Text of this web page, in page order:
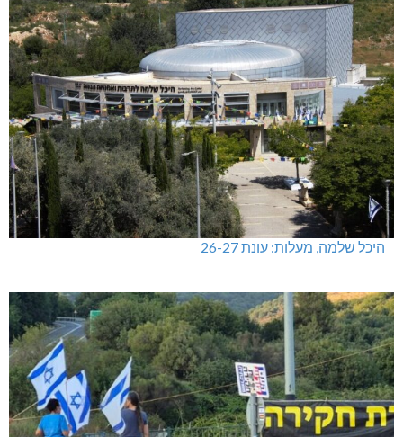
היכל שלמה, מעלות: עונת 26-27